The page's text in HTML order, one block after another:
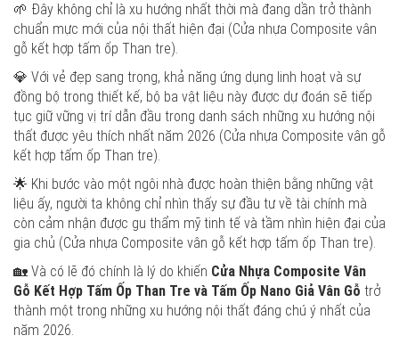
🌱 Đây không chỉ là xu hướng nhất thời mà đang dần trở thành
chuẩn mực mới của nội thất hiện đại (Cửa nhựa Composite vân
gỗ kết hợp tấm ốp Than tre).
💎 Với vẻ đẹp sang trọng, khả năng ứng dụng linh hoạt và sự
đồng bộ trong thiết kế, bộ ba vật liệu này được dự đoán sẽ tiếp
tục giữ vững vị trí dẫn đầu trong danh sách những xu hướng nội
thất được yêu thích nhất năm 2026 (Cửa nhựa Composite vân gỗ
kết hợp tấm ốp Than tre).
🌟 Khi bước vào một ngôi nhà được hoàn thiện bằng những vật
liệu ấy, người ta không chỉ nhìn thấy sự đầu tư về tài chính mà
còn cảm nhận được gu thẩm mỹ tinh tế và tầm nhìn hiện đại của
gia chủ (Cửa nhựa Composite vân gỗ kết hợp tấm ốp Than tre).
🏡 Và có lẽ đó chính là lý do khiến Cửa Nhựa Composite Vân
Gỗ Kết Hợp Tấm Ốp Than Tre và Tấm Ốp Nano Giả Vân Gỗ trở
thành một trong những xu hướng nội thất đáng chú ý nhất của
năm 2026.